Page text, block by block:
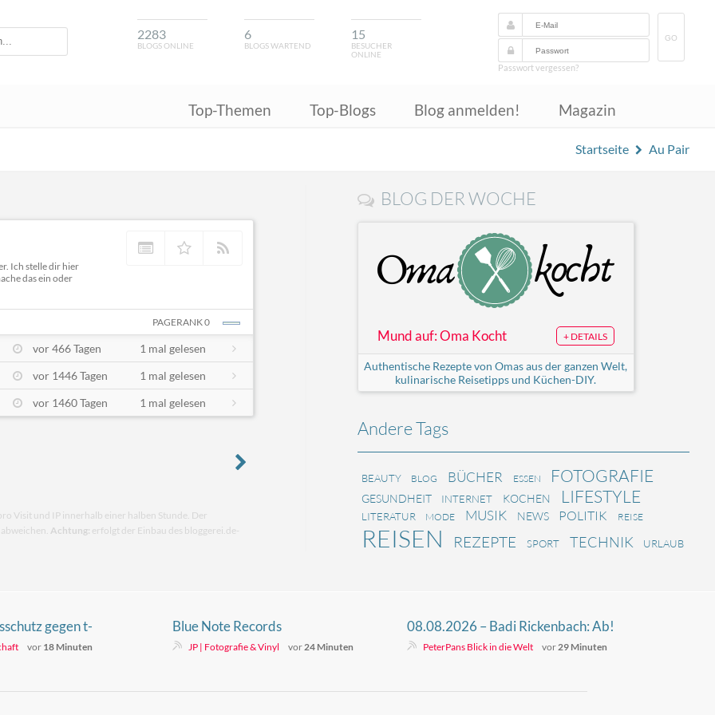
2283
BLOGS ONLINE
6
BLOGS WARTEND
15
BESUCHER
ONLINE
GO
Passwort vergessen?
Top-Themen Top-Blogs Blog anmelden! Magazin
Startseite Au Pair
Ich stelle dir hier
das ein oder
PAGERANK 0
vor 466 Tagen
1 mal gelesen
vor 1446 Tagen
1 mal gelesen
vor 1460 Tagen 1 mal gelesen
Visit und IP innerhalb einer halben Stunde. Der
Achtung: erfolgt der Einbau des bloggerei.de-
BLOG DER WOCHE
Mund auf: Oma Kocht + DETAILS
Authentische Rezepte von Omas aus der ganzen Welt,
kulinarische Reisetipps und Küchen-DIY.
Andere Tags
BEAUTY BLOG BÜCHER ESSEN FOTOGRAFIE
GESUNDHEIT INTERNET KOCHEN LIFESTYLE
LITERATUR MODE MUSIK NEWS POLITIK REISE
REISEN REZEPTE SPORT TECHNIK URLAUB
gegen t-
vor 18 Minuten
Blue Note Records
JP | Fotografie & Vinyl vor24 Minuten
08.08.2026 – Badi Rickenbach: Ab!
Kühlen!
PeterPans Blick in die Welt vor29 Minuten